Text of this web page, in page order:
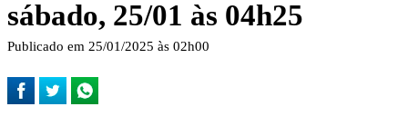
sábado, 25/01 às 04h25
Publicado em 25/01/2025 às 02h00